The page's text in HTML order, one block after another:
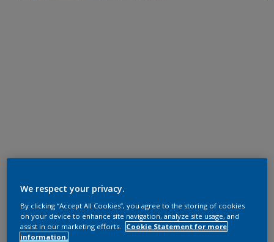
We respect your privacy.
By clicking “Accept All Cookies”, you agree to the storing of cookies
on your device to enhance site navigation, analyze site usage, and
assist in our marketing efforts.
Cookie Statement for more
information.